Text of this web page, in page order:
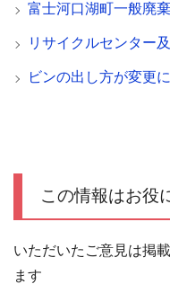
富士河口湖町一般廃
リサイクルセンター
ビンの出し方が変更
この情報はお役
いただいたご意見は掲
ます